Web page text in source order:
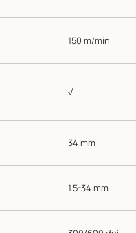
150 m/min
√
34 mm
1.5-34 mm